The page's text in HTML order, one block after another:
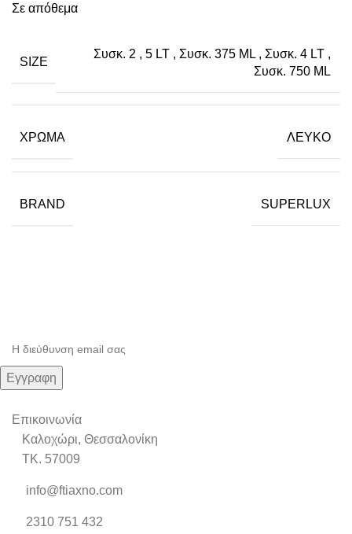
Σε απόθεμα
SIZE
Συσκ. 2 , 5 LT , Συσκ. 375 ML , Συσκ. 4 LT ,
Συσκ. 750 ML
ΧΡΏΜΑ ΛΕΥΚΟ
BRAND SUPERLUX
Επικοινωνία
Καλοχώρι, Θεσσαλονίκη
TK. 57009
info@ftiaxno.com
2310 751 432